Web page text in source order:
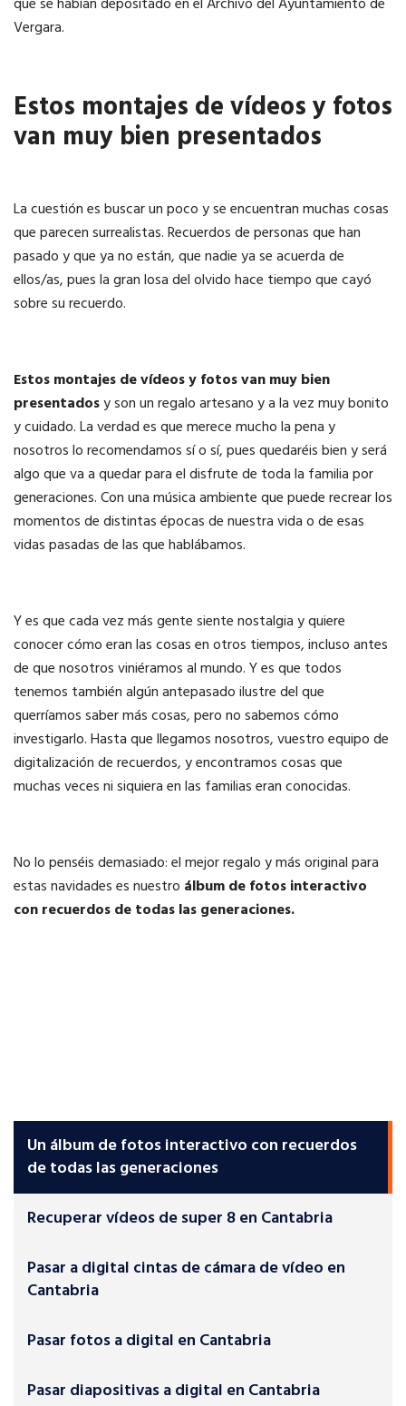
Un álbum de fotos interactivo con recuerdos
de todas las generaciones
Recuperar vídeos de super 8 en Cantabria
Pasar a digital cintas de cámara de vídeo en
Cantabria
Pasar fotos a digital en Cantabria
Pasar diapositivas a digital en Cantabria
Vergara.
Estos montajes de vídeos y fotos
van muy bien presentados
La cuestión es buscar un poco y se encuentran muchas cosas
que parecen surrealistas. Recuerdos de personas que han
pasado y que ya no están, que nadie ya se acuerda de
ellos/as, pues la gran losa del olvido hace tiempo que cayó
sobre su recuerdo.
Estos montajes de vídeos y fotos van muy bien
presentadosy son un regalo artesano y a la vez muy bonito
y cuidado. La verdad es que merece mucho la pena y
nosotros lo recomendamos sí o sí, pues quedaréis bien y será
algo que va a quedar para el disfrute de toda la familia por
generaciones. Con una música ambiente que puede recrear los
momentos de distintas épocas de nuestra vida o de esas
vidas pasadas de las que hablábamos.
Y es que cada vez más gente siente nostalgia y quiere
conocer cómo eran las cosas en otros tiempos, incluso antes
de que nosotros viniéramos al mundo. Y es que todos
tenemos también algún antepasado ilustre del que
querríamos saber más cosas, pero no sabemos cómo
investigarlo. Hasta que llegamos nosotros, vuestro equipo de
digitalización de recuerdos, y encontramos cosas que
muchas veces ni siquiera en las familias eran conocidas.
No lo penséis demasiado: el mejor regalo y más original para
estas navidades es nuestro álbum de fotos interactivo
con recuerdos de todas las generaciones.